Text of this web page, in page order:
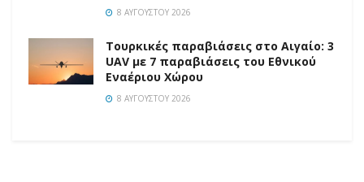
8 ΑΥΓΟΎΣΤΟΥ 2026
Τουρκικές παραβιάσεις στο Αιγαίο: 3
UAV με 7 παραβιάσεις του Εθνικού
Εναέριου Χώρου
8 ΑΥΓΟΎΣΤΟΥ 2026